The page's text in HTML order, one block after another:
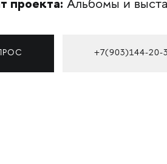
Альбомы и
+7(903)144-20-